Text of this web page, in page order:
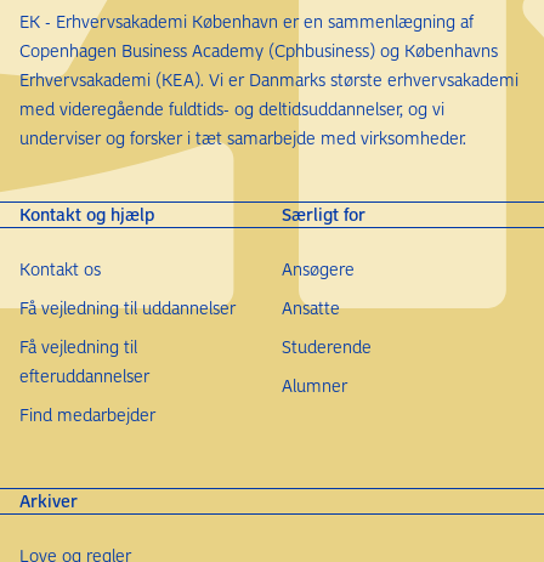
EK - Erhvervsakademi København er en sammenlægning af
Copenhagen Business Academy (Cphbusiness) og Københavns
Erhvervsakademi (KEA). Vi er Danmarks største erhvervsakademi
med videregående fuldtids- og deltidsuddannelser, og vi
underviser og forsker i tæt samarbejde med virksomheder.
Kontakt og hjælp
Kontakt os
Få vejledning til uddannelser
Få vejledning til
efteruddannelser
Find medarbejder
Særligt for
Ansøgere
Ansatte
Studerende
Alumner
Arkiver
Love og regler